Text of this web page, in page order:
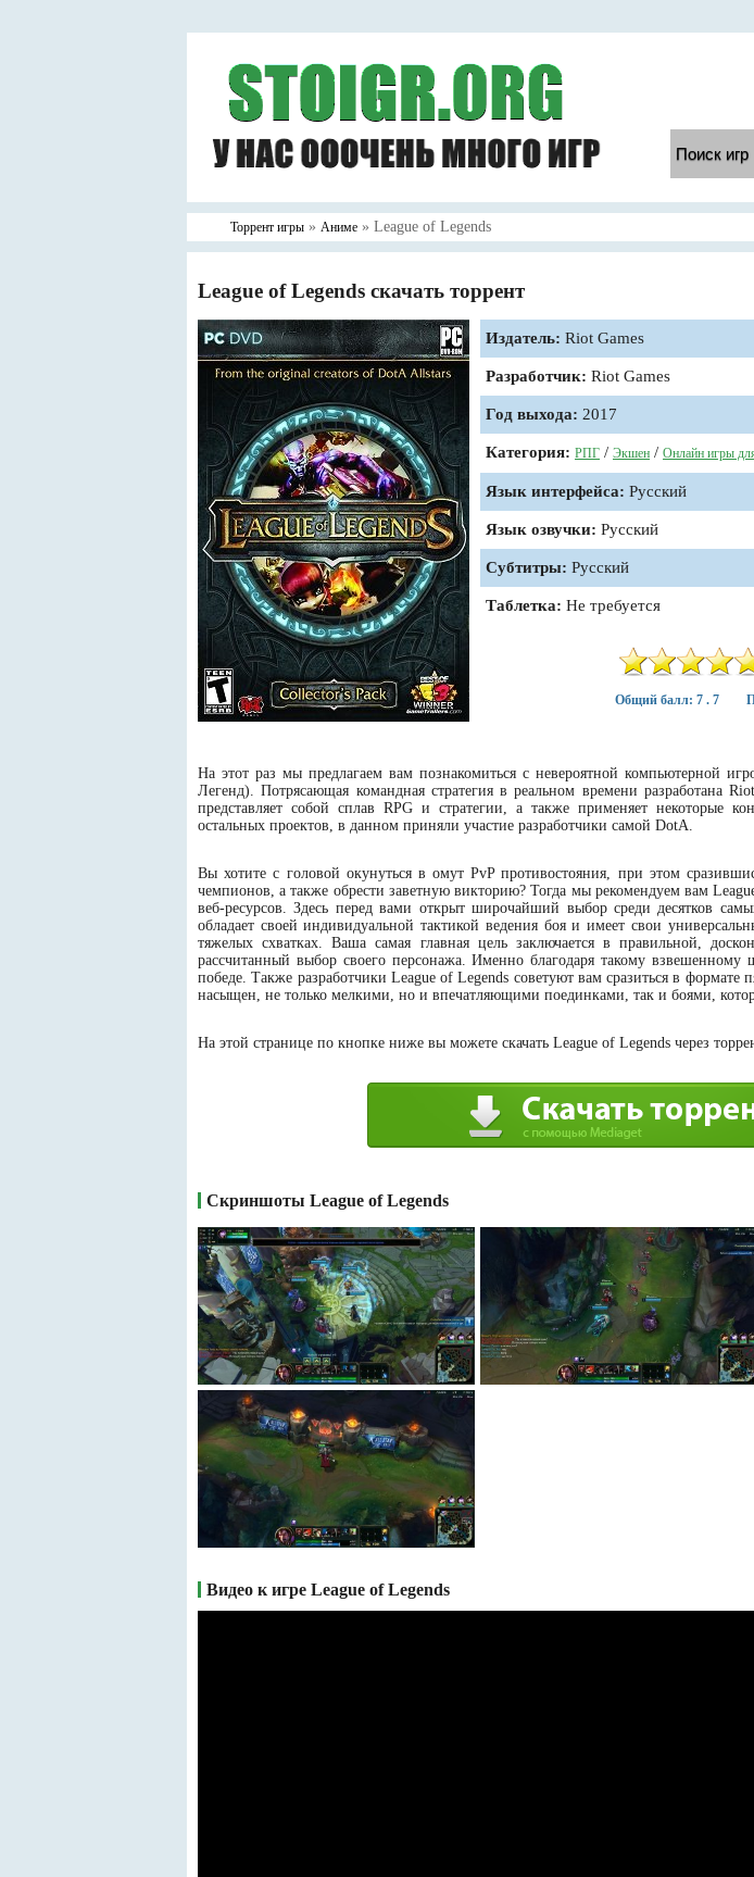
Торрент игры » Аниме » League of Legends
League of Legends скачать торрент
Издатель: Riot Games
Разработчик: Riot Games
Год выхода: 2017
Категория: РПГ / Экшен / Онлайн игры
Язык интерфейса: Русский
Язык озвучки: Русский
Субтитры: Русский
Таблетка: Не требуется
Общий балл: 7 . 7
На этот раз мы предлагаем вам познакомиться с невероятной компьютерной
Легенд). Потрясающая командная стратегия в реальном времени разработана
представляет собой сплав RPG и стратегии, а также применяет некоторые
остальных проектов, в данном приняли участие разработчики самой DotA.
Вы хотите с головой окунуться в омут PvP противостояния, при этом
чемпионов, а также обрести заветную викторию? Тогда мы рекомендуем вам
веб-ресурсов. Здесь перед вами открыт широчайший выбор среди десятков
обладает своей индивидуальной тактикой ведения боя и имеет свои
тяжелых схватках. Ваша самая главная цель заключается в правильной,
рассчитанный выбор своего персонажа. Именно благодаря такому
победе. Также разработчики League of Legends советуют вам сразиться в формате
насыщен, не только мелкими, но и впечатляющими поединками, так и боями,
На этой странице по кнопке ниже вы можете скачать League of Legends через
Скриншоты League of Legends
Видео к игре League of Legends